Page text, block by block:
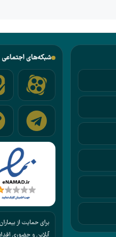
شبکه‌های اجتماعی
برای حمایت از
آنلاین و حضوری